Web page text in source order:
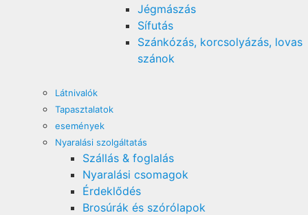
Jégmászás
Sífutás
Szánkózás, korcsolyázás, lovas
szánok
Látnivalók
Tapasztalatok
események
Nyaralási szolgáltatás
Szállás & foglalás
Nyaralási csomagok
Érdeklődés
Brosúrák és szórólapok